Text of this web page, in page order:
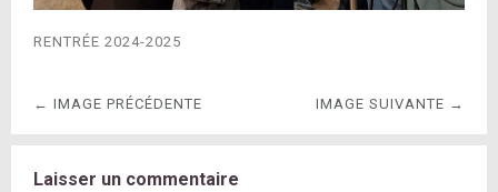
RENTRÉE 2024-2025
← IMAGE PRÉCÉDENTE IMAGE SUIVANTE →
Laisser un commentaire